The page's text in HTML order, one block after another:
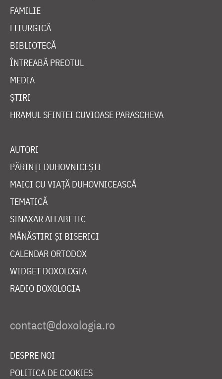
FAMILIE
LITURGICĂ
BIBLIOTECĂ
ÎNTREABĂ PREOTUL
MEDIA
ȘTIRI
HRAMUL SFINTEI CUVIOASE PARASCHEVA
AUTORI
PĂRINȚI DUHOVNICEȘTI
MAICI CU VIAȚĂ DUHOVNICEASCĂ
TEMATICĂ
SINAXAR ALFABETIC
MĂNĂSTIRI ȘI BISERICI
CALENDAR ORTODOX
WIDGET DOXOLOGIA
RADIO DOXOLOGIA
DESPRE NOI
POLITICA DE COOKIES